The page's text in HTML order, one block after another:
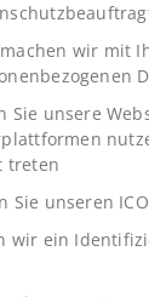
wir mit
Sie unsere
treten
Sie unseren
wir ein